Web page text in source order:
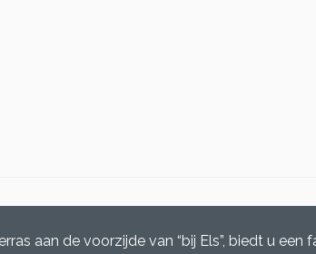
aan de voorzijde van “bij Els”, biedt u een